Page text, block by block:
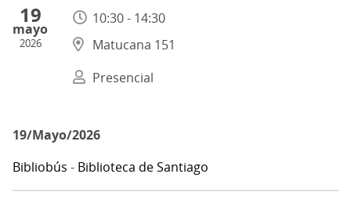
19
mayo
2026
10:30 - 14:30
Matucana 151
Presencial
19/Mayo/2026
Bibliobús - Biblioteca de Santiago